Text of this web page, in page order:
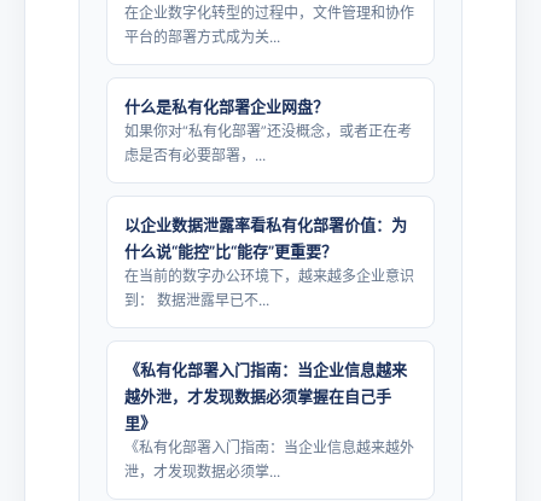
在企业数字化转型的过程中，文件管理和协作
平台的部署方式成为关...
什么是私有化部署企业网盘？
如果你对“私有化部署”还没概念，或者正在考
虑是否有必要部署，...
以企业数据泄露率看私有化部署价值：为
什么说“能控”比“能存”更重要？
在当前的数字办公环境下，越来越多企业意识
到： 数据泄露早已不...
《私有化部署入门指南：当企业信息越来
越外泄，才发现数据必须掌握在自己手
里》
《私有化部署入门指南：当企业信息越来越外
泄，才发现数据必须掌...